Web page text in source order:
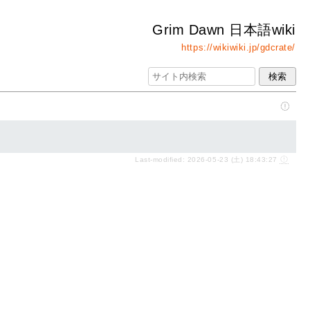
Grim Dawn 日本語wiki
https://wikiwiki.jp/gdcrate/
Last-modified: 2026-05-23 (土) 18:43:27